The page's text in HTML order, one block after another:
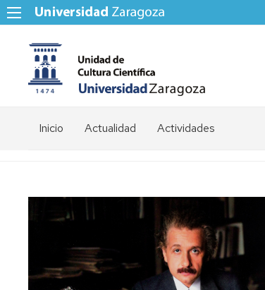
Inicio Actualidad Actividades